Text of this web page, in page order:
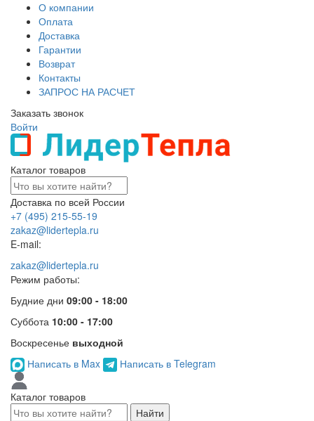
О компании
Оплата
Доставка
Гарантии
Возврат
Контакты
ЗАПРОС НА РАСЧЕТ
Заказать звонок
Войти
Каталог товаров
Доставка по всей России
+7 (495) 215-55-19
zakaz@lidertepla.ru
E-mail:
zakaz@lidertepla.ru
Режим работы:
Будние дни 09:00 - 18:00
Суббота 10:00 - 17:00
Воскресенье выходной
Написать в Max
Написать в Telegram
Каталог товаров
Найти